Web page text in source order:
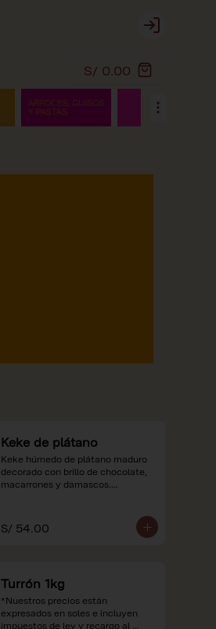
Login
S/ 0.00
Keke de plátano
Keke húmedo de plátano maduro
decorado con brillo de chocolate,
macarrones y damascos.
expresados en soles e incluyen
impuestos de ley y recargo al
S/ 54.00
Turrón 1kg
*Nuestros precios están
expresados en soles e incluyen
impuestos de ley y recargo al